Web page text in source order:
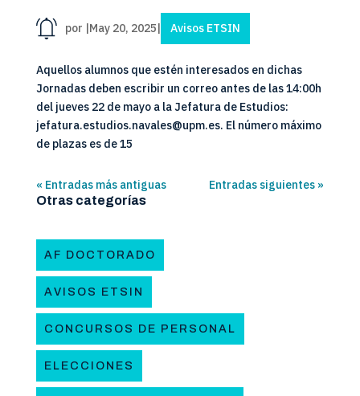
por |May 20, 2025| Avisos ETSIN
Aquellos alumnos que estén interesados en dichas
Jornadas deben escribir un correo antes de las 14:00h
del jueves 22 de mayo a la Jefatura de Estudios:
jefatura.estudios.navales@upm.es. El número máximo
de plazas es de 15
« Entradas más antiguas Entradas siguientes »
Otras categorías
AF DOCTORADO
AVISOS ETSIN
CONCURSOS DE PERSONAL
ELECCIONES